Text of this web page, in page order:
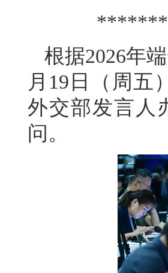
根据2026年
月19日（周五
外交部发言人
问。